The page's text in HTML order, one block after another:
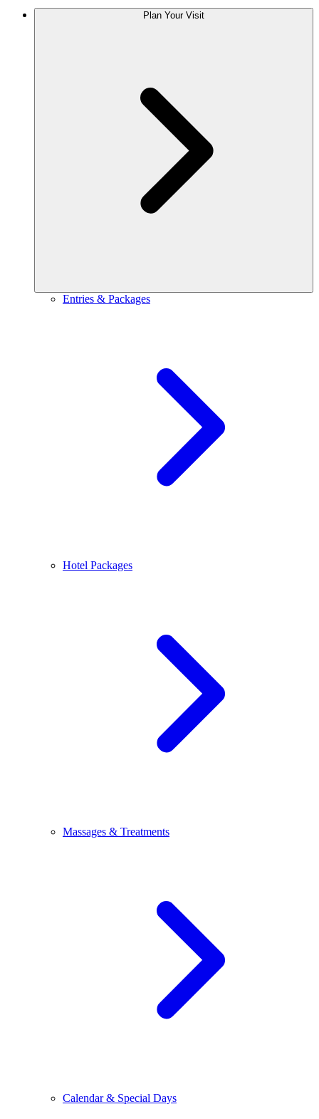
Plan Your Visit
Entries & Packages
Hotel Packages
Massages & Treatments
Calendar & Special Days